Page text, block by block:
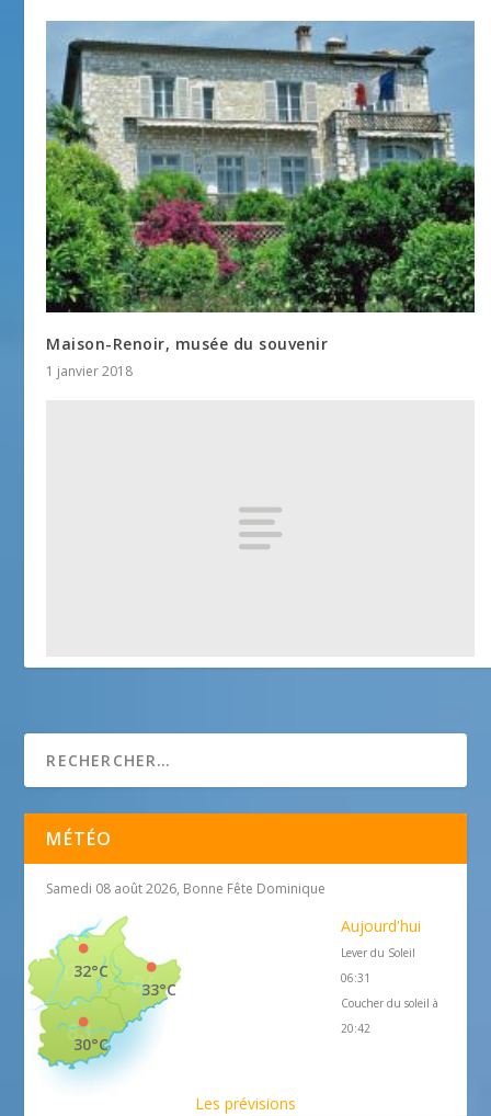
Maison-Renoir, musée du souvenir
1 janvier 2018
MÉTÉO
Samedi 08 août 2026, Bonne Fête Dominique
33°C
32°C
30°C
Aujourd'hui
Lever du Soleil
06:31
Coucher du soleil à
20:42
Les prévisions